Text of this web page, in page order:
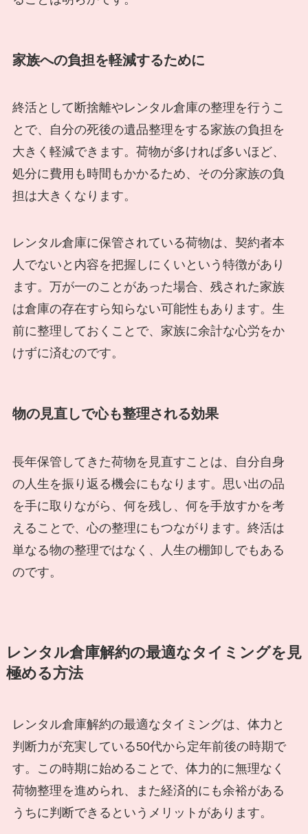
家族への負担を軽減するために
終活として断捨離やレンタル倉庫の整理を行うこ
とで、自分の死後の遺品整理をする家族の負担を
大きく軽減できます。荷物が多ければ多いほど、
処分に費用も時間もかかるため、その分家族の負
担は大きくなります。
レンタル倉庫に保管されている荷物は、契約者本
人でないと内容を把握しにくいという特徴があり
ます。万が一のことがあった場合、残された家族
は倉庫の存在すら知らない可能性もあります。生
前に整理しておくことで、家族に余計な心労をか
けずに済むのです。
物の見直しで心も整理される効果
長年保管してきた荷物を見直すことは、自分自身
の人生を振り返る機会にもなります。思い出の品
を手に取りながら、何を残し、何を手放すかを考
えることで、心の整理にもつながります。終活は
単なる物の整理ではなく、人生の棚卸しでもある
のです。
レンタル倉庫解約の最適なタイミングを見
極める方法
レンタル倉庫解約の最適なタイミングは、体力と
判断力が充実している50代から定年前後の時期で
す。この時期に始めることで、体力的に無理なく
荷物整理を進められ、また経済的にも余裕がある
うちに判断できるというメリットがあります。